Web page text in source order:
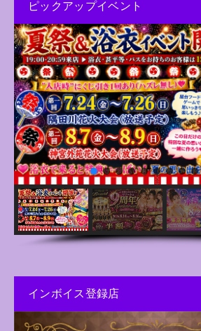
ピックアップイベント
インボイス登録店